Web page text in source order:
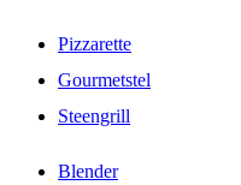
Pizzarette
Gourmetstel
Steengrill
Blender